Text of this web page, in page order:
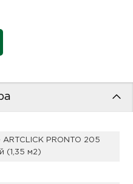
ARTCLICK PRONTO 205
(1,35 м2)